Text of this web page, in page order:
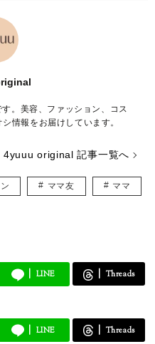
。美容、ファッション、コス
情報をお届けしています。
4yuuu original 記事一覧へ
ママ友 ママ
LINE Threads
LINE Threads